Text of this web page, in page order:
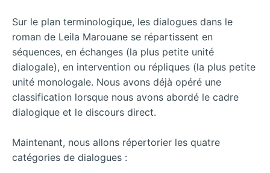
Sur le plan terminologique, les dialogues dans le
roman de Leila Marouane se répartissent en
séquences, en échanges (la plus petite unité
dialogale), en intervention ou répliques (la plus petite
unité monologale. Nous avons déjà opéré une
classification lorsque nous avons abordé le cadre
dialogique et le discours direct.
Maintenant, nous allons répertorier les quatre
catégories de dialogues :